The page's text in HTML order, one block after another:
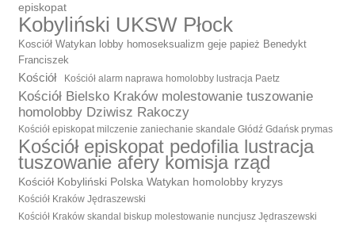
episkopat
Kobyliński UKSW Płock
Kosciół Watykan lobby homoseksualizm geje papież Benedykt
Franciszek
Kościół Kościół alarm naprawa homolobby lustracja Paetz
Kościół Bielsko Kraków molestowanie tuszowanie
homolobby Dziwisz Rakoczy
Kościół episkopat milczenie zaniechanie skandale Głódź Gdańsk prymas
Kościół episkopat pedofilia lustracja
tuszowanie afery komisja rząd
Kościół Kobyliński Polska Watykan homolobby kryzys
Kościół Kraków Jędraszewski
Kościół Kraków skandal biskup molestowanie nuncjusz Jędraszewski